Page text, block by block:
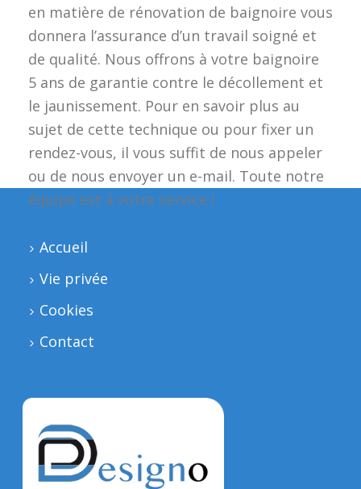
en matière de rénovation de baignoire vous
donnera l’assurance d’un travail soigné et
de qualité. Nous offrons à votre baignoire
5 ans de garantie contre le décollement et
le jaunissement. Pour en savoir plus au
sujet de cette technique ou pour fixer un
rendez-vous, il vous suffit de nous appeler
ou de nous envoyer un e-mail. Toute notre
équipe est à votre service !
Accueil
Vie privée
Cookies
Contact